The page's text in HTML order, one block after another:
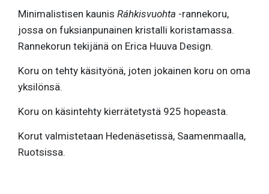
Minimalistisen kaunis Ráhkisvuohta -rannekoru,
jossa on fuksianpunainen kristalli koristamassa.
Rannekorun tekijänä on Erica Huuva Design.
Koru on tehty käsityönä, joten jokainen koru on oma
yksilönsä.
Koru on käsintehty kierrätetystä 925 hopeasta.
Korut valmistetaan Hedenäsetissä, Saamenmaalla,
Ruotsissa.